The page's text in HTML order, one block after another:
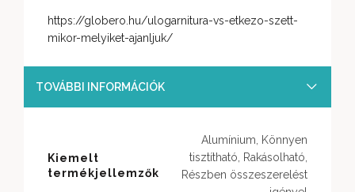
https://globero.hu/ulogarnitura-vs-etkezo-szett-
mikor-melyiket-ajanljuk/
TOVÁBBI INFORMÁCIÓK
Kiemelt
termékjellemzők
Alumínium, Könnyen
tisztítható, Rakásolható,
Részben összeszerelést